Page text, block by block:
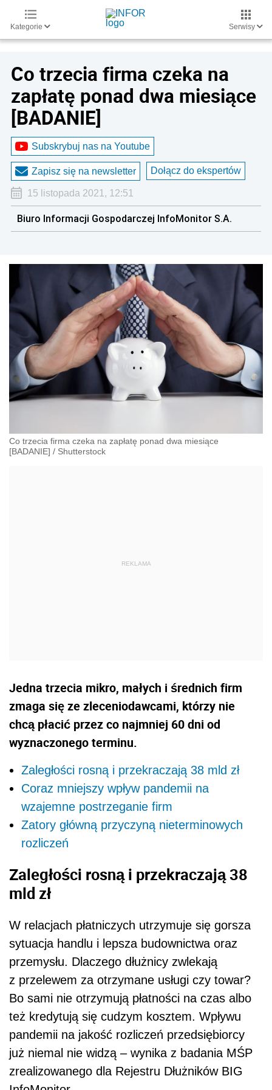
Kategorie Serwisy
Co trzecia firma czeka na
zapłatę ponad dwa miesiące
[BADANIE]
Subskrybuj nas na Youtube
Zapisz się na newsletter Dołącz do ekspertów
15 listopada 2021, 12:51
Biuro Informacji Gospodarczej InfoMonitor S.A.
Co trzecia firma czeka na zapłatę ponad dwa miesiące
[BADANIE] / Shutterstock
Jedna trzecia mikro, małych i średnich firm
zmaga się ze zleceniodawcami, którzy nie
chcą płacić przez co najmniej 60 dni od
wyznaczonego terminu.
Zaległości rosną i przekraczają 38 mld zł
Coraz mniejszy wpływ pandemii na
wzajemne postrzeganie firm
Zatory główną przyczyną nieterminowych
rozliczeń
Zaległości rosną i przekraczają 38
mld zł
W relacjach płatniczych utrzymuje się gorsza
sytuacja handlu i lepsza budownictwa oraz
przemysłu. Dlaczego dłużnicy zwlekają
z przelewem za otrzymane usługi czy towar?
Bo sami nie otrzymują płatności na czas albo
też kredytują się cudzym kosztem. Wpływu
pandemii na jakość rozliczeń przedsiębiorcy
już niemal nie widzą – wynika z badania MŚP
zrealizowanego dla Rejestru Dłużników BIG